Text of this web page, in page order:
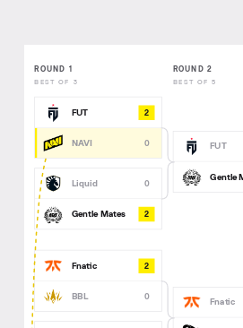
ROUND 1
BEST OF 3
FUT 2
NAVI 0
Liquid 0
Gentle Mates 2
Fnatic 2
BBL 0
ROUND 2
BEST OF 5
FUT
Gentle
Fnatic